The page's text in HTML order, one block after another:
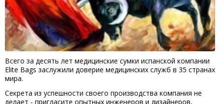
Всего за десять лет медицинские сумки испанской компании
Elite Bags заслужили доверие медицинских служб в 35 странах
мира.
Секрета из успешности своего производства компания не
делает - пригласите опытных инженеров и дизайнеров,